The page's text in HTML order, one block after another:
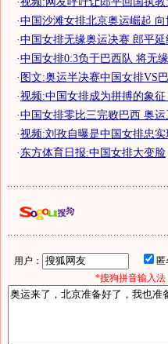
·中国沙滩女排北京奥运崛起 向
·中国女排无缘奥运决赛 郎平
·中国女排0:3负于巴西队 将无
·图文:奥运半决赛中国女排VS
·视频:中国女排成为拼搏的象
·中国女排零比三完败巴西 奥
·视频:刘孜自曝是中国女排忠
·东方体育日报:中国女排大变脸
用户：
*搜狗拼音输入法